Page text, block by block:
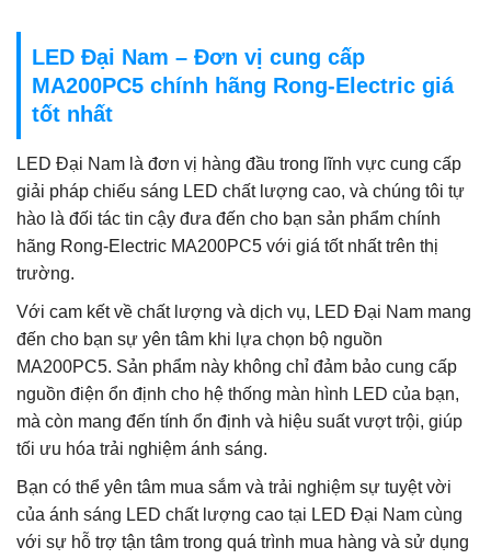
LED Đại Nam – Đơn vị cung cấp
MA200PC5 chính hãng Rong-Electric giá
tốt nhất
LED Đại Nam là đơn vị hàng đầu trong lĩnh vực cung cấp
giải pháp chiếu sáng LED chất lượng cao, và chúng tôi tự
hào là đối tác tin cậy đưa đến cho bạn sản phẩm chính
hãng Rong-Electric MA200PC5 với giá tốt nhất trên thị
trường.
Với cam kết về chất lượng và dịch vụ, LED Đại Nam mang
đến cho bạn sự yên tâm khi lựa chọn bộ nguồn
MA200PC5. Sản phẩm này không chỉ đảm bảo cung cấp
nguồn điện ổn định cho hệ thống màn hình LED của bạn,
mà còn mang đến tính ổn định và hiệu suất vượt trội, giúp
tối ưu hóa trải nghiệm ánh sáng.
Bạn có thể yên tâm mua sắm và trải nghiệm sự tuyệt vời
của ánh sáng LED chất lượng cao tại LED Đại Nam cùng
với sự hỗ trợ tận tâm trong quá trình mua hàng và sử dụng